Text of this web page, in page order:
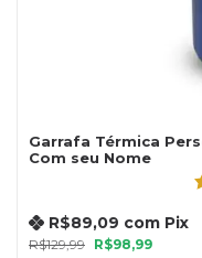
Garrafa Térmica
Com seu Nome
R$129,99 R$98,99
R$89,09 com Pix